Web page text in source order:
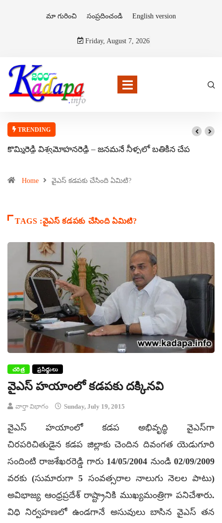
మా గురించి సంప్రదించండి English version
Friday, August 7, 2026
TRENDING
కొమ్మిరెడ్డి విశ్వమోహనరెడ్డి – జనమనే నీళ్ళలో బతికిన చేప
Home వైఎస్ కడపకు చేసింది ఏమిటి?
TAGS :వైఎస్ కడపకు చేసింది ఏమిటి?
చరిత్ర ప్రసిద్ధులు
వైఎస్ హయాంలో కడపకు దక్కినవి
వార్తా విభాగం Sunday, July 19, 2015
వైఎస్ హయాంలో కడప అభివృద్ధి వైఎస్‌గా
చిరపరిచితుడైన కడప జిల్లాకు చెందిన దివంగత యెడుగూరి
సందింటి రాజశేఖరరెడ్డి గారు 14/05/2004 నుండి 02/09/2009
వరకు (సుమారుగా 5 సంవత్సరాల నాలుగు నెలల పాటు)
అవిభాజ్య ఆంధ్రప్రదేశ్ రాష్ట్రానికి ముఖ్యమంత్రిగా పనిచేశారు.
విధి నిర్వహణలో ఉండగానే అసువులు బాసిన వైఎస్ తన